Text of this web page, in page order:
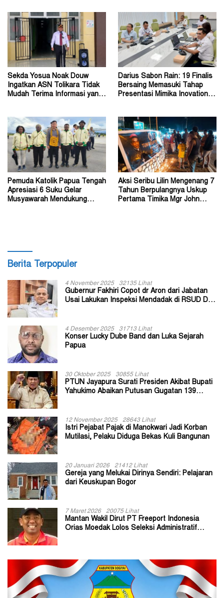
Sekda Yosua Noak Douw
Ingatkan ASN Tolikara Tidak
Mudah Terima Informasi yang
Darius Sabon Rain: 19 Finalis
Bersaing Memasuki Tahap
Presentasi Mimika Inovation
Pemuda Katolik Papua Tengah
Apresiasi 6 Suku Gelar
Musyawarah Mendukung
Aksi Seribu Lilin Mengenang 7
Tahun Berpulangnya Uskup
Pertama Timika Mgr John
Berita Terpopuler
4 November 2025 32135 Lihat
Gubernur Fakhiri Copot dr Aron dari Jabatan
Usai Lakukan Inspeksi Mendadak di RSUD Dok
4 Desember 2025 31713 Lihat
Konser Lucky Dube Band dan Luka Sejarah
Papua
30 Oktober 2025 30855 Lihat
PTUN Jayapura Surati Presiden Akibat Bupati
Yahukimo Abaikan Putusan Gugatan 139
12 November 2025 28643 Lihat
Istri Pejabat Pajak di Manokwari Jadi Korban
Mutilasi, Pelaku Diduga Bekas Kuli Bangunan
20 Januari 2026 21412 Lihat
Gereja yang Melukai Dirinya Sendiri: Pelajaran
dari Keuskupan Bogor
7 Maret 2026 20075 Lihat
Mantan Wakil Dirut PT Freeport Indonesia
Orias Moedak Lolos Seleksi Administratif